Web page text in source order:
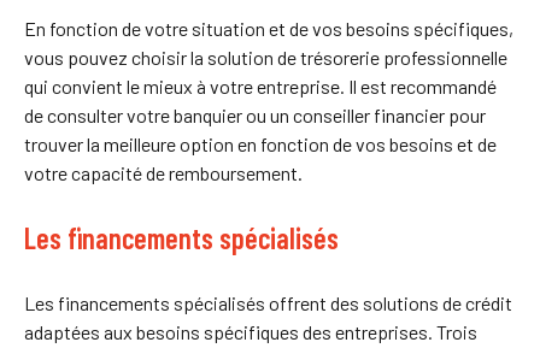
En fonction de votre situation et de vos besoins spécifiques,
vous pouvez choisir la solution de trésorerie professionnelle
qui convient le mieux à votre entreprise. Il est recommandé
de consulter votre banquier ou un conseiller financier pour
trouver la meilleure option en fonction de vos besoins et de
votre capacité de remboursement.
Les financements spécialisés
Les financements spécialisés offrent des solutions de crédit
adaptées aux besoins spécifiques des entreprises. Trois